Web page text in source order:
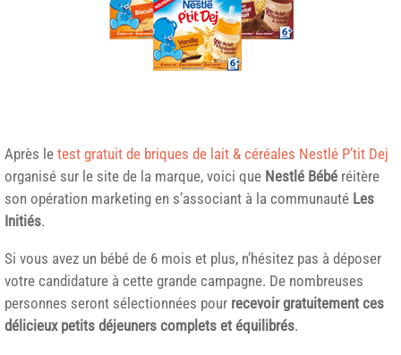
Après le test gratuit de briques de lait & céréales Nestlé P’tit Dej
organisé sur le site de la marque, voici que Nestlé Bébé réitère
son opération marketing en s’associant à la communauté Les
Initiés.
Si vous avez un bébé de 6 mois et plus, n’hésitez pas à déposer
votre candidature à cette grande campagne. De nombreuses
personnes seront sélectionnées pour recevoir gratuitement ces
délicieux petits déjeuners complets et équilibrés.